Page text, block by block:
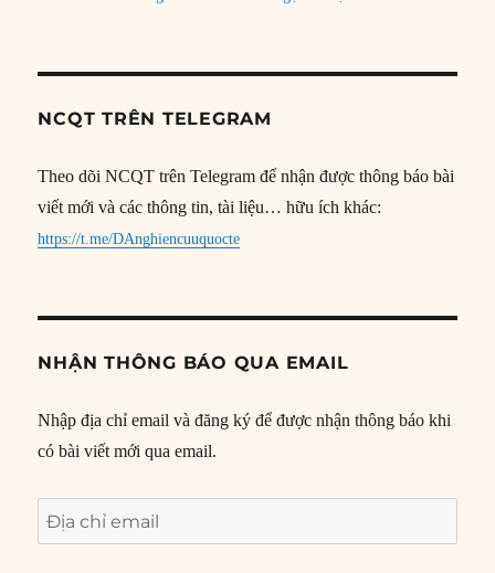
NCQT TRÊN TELEGRAM
Theo dõi NCQT trên Telegram để nhận được thông báo bài
viết mới và các thông tin, tài liệu… hữu ích khác:
https://t.me/DAnghiencuuquocte
NHẬN THÔNG BÁO QUA EMAIL
Nhập địa chỉ email và đăng ký để được nhận thông báo khi
có bài viết mới qua email.
Địa
chỉ